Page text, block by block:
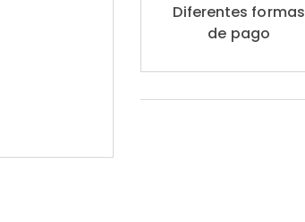
Diferentes formas
de pago